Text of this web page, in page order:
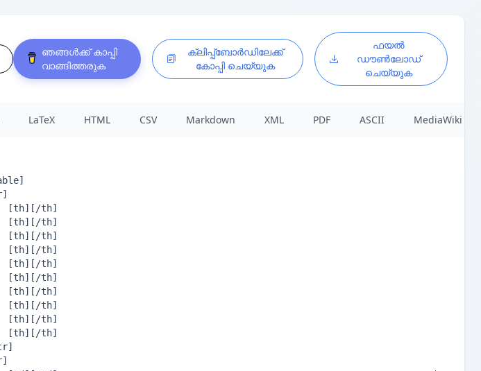
ഞങ്ങൾക്ക് കാപ്പി
വാങ്ങിത്തരുക
ക്ലിപ്പ്ബോർഡിലേക്ക്
കോപ്പി ചെയ്യുക
ഫയൽ
ഡൗൺലോഡ്
ചെയ്യുക
LaTeX HTML CSV Markdown XML PDF ASCII MediaWiki